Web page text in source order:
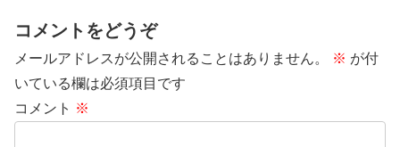
コメントをどうぞ
メールアドレスが公開されることはありません。 ※ が付
いている欄は必須項目です
コメント ※